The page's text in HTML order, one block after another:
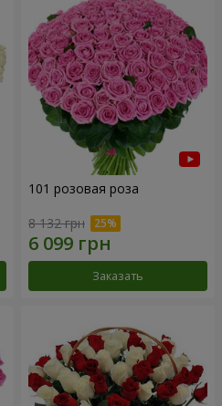
101 розовая роза
8 132 грн
Заказать